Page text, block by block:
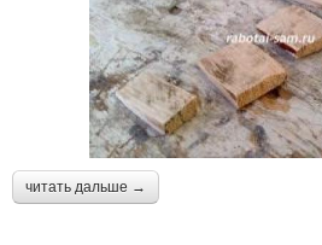
читать дальше →